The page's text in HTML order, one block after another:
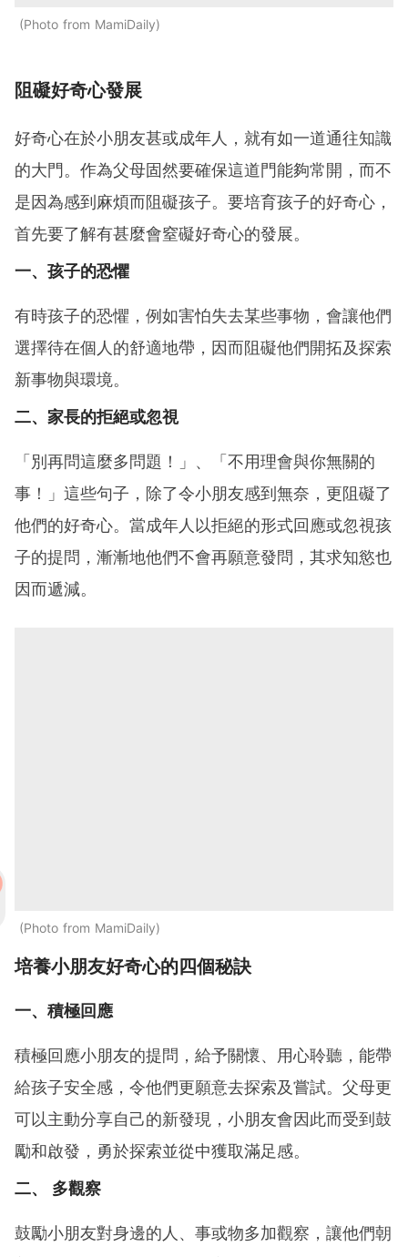
Photo from MamiDaily
阻礙好奇心發展
好奇心在於小朋友甚或成年人，就有如一道通往知識
的大門。作為父母固然要確保這道門能夠常開，而不
是因為感到麻煩而阻礙孩子。要培育孩子的好奇心，
首先要了解有甚麼會窒礙好奇心的發展。
一、孩子的恐懼
有時孩子的恐懼，例如害怕失去某些事物，會讓他們
選擇待在個人的舒適地帶，因而阻礙他們開拓及探索
新事物與環境。
二、家長的拒絕或忽視
「別再問這麼多問題！」、「不用理會與你無關的
事！」這些句子，除了令小朋友感到無奈，更阻礙了
他們的好奇心。當成年人以拒絕的形式回應或忽視孩
子的提問，漸漸地他們不會再願意發問，其求知慾也
因而遞減。
Photo from MamiDaily
培養小朋友好奇心的四個秘訣
一、積極回應
積極回應小朋友的提問，給予關懷、用心聆聽，能帶
給孩子安全感，令他們更願意去探索及嘗試。父母更
可以主動分享自己的新發現，小朋友會因此而受到鼓
勵和啟發，勇於探索並從中獲取滿足感。
二、 多觀察
鼓勵小朋友對身邊的人、事或物多加觀察，讓他們朝